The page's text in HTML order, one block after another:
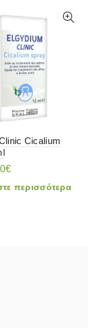
Cicalium
€Η
τιμή
περισσότερα